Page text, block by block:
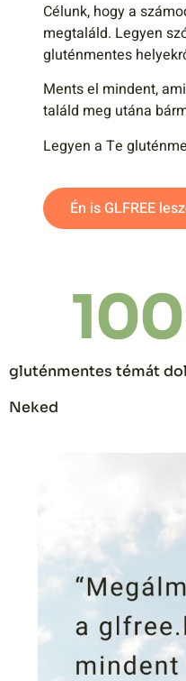
Célunk, hogy a
megtaláld. Legyen
gluténmentes
Ments el mindent,
találd meg utána
Legyen a Te
Én is GLFREE
gluténmentes témát
Neked
100